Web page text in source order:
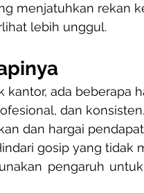
menjatuhkan rekan
lebih unggul.
ada beberapa
dan konsisten.
dan hargai
gosip yang tidak
pengaruh